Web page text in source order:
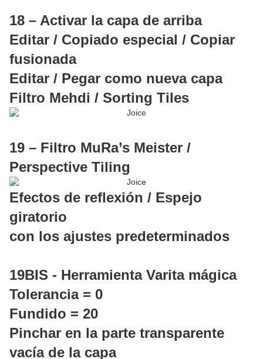
18 – Activar la capa de arriba
Editar / Copiado especial / Copiar
fusionada
Editar / Pegar como nueva capa
Filtro Mehdi / Sorting Tiles
19 – Filtro MuRa’s Meister /
Perspective Tiling
Efectos de reflexión / Espejo
giratorio
con los ajustes predeterminados
19BIS - Herramienta Varita mágica
Tolerancia = 0
Fundido = 20
Pinchar en la parte transparente
vacía de la capa